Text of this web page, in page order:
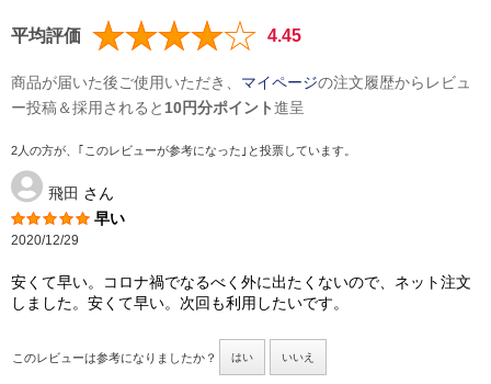
平均評価 4.45
商品が届いた後ご使用いただき、 マイページの注文履歴からレビュ
ー投稿＆採用されると 10円分ポイント進呈
2人の方が、｢このレビューが参考になった｣と投票しています。
飛田 さん
早い
2020/12/29
安くて早い。コロナ禍でなるべく外に出たくないので、ネット注文
しました。安くて早い。次回も利用したいです。
このレビューは参考になりましたか？ はい いいえ